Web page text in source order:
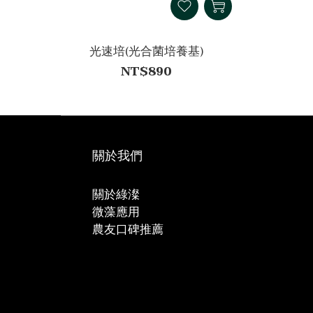
光速培(光合菌培養基)
NT$890
關於我們
關於綠澯
微藻應用
農友口碑推薦